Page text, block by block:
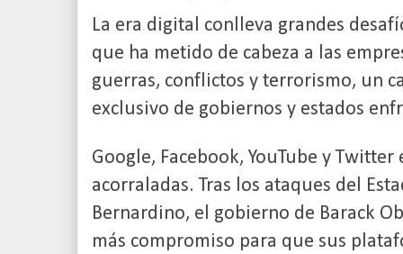
La era digital conlleva grandes
que ha metido de cabeza a las
guerras, conflictos y terrorismo, un
exclusivo de gobiernos y estados
Google, Facebook, YouTube y Twitter
acorraladas. Tras los ataques del
Bernardino, el gobierno de Barack
más compromiso para que sus